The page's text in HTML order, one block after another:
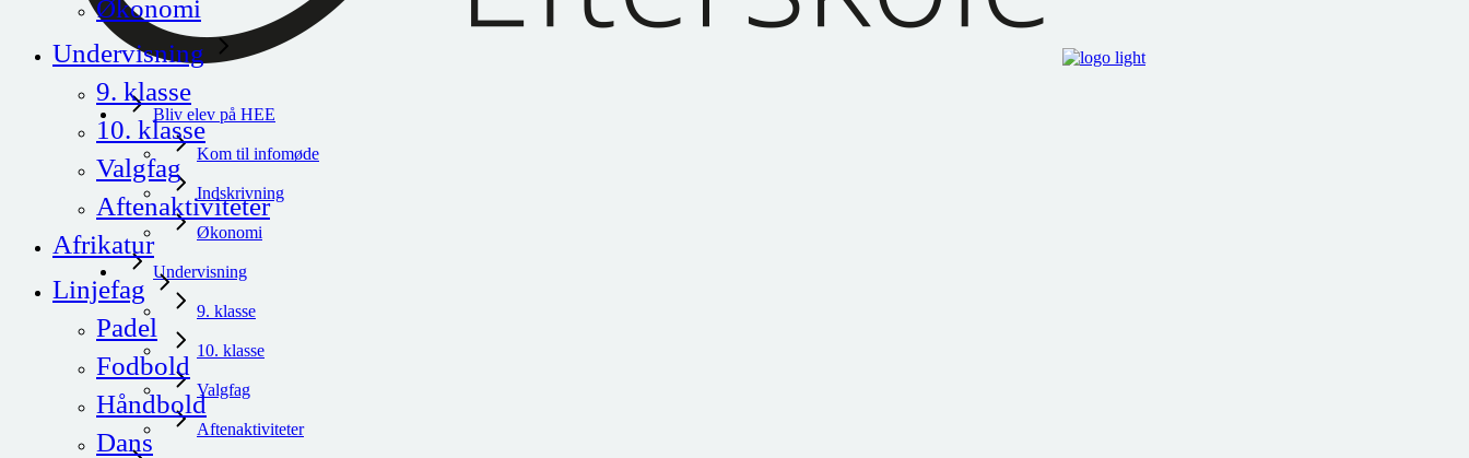
Bliv elev på HEE
Kom til infomøde
Indskrivning
Økonomi
Undervisning
9. klasse
10. klasse
Valgfag
Aftenaktiviteter
Økonomi
Undervisning
9. klasse
10. klasse
Valgfag
Aftenaktiviteter
Afrikatur
Linjefag
Padel
Fodbold
Håndbold
Dans